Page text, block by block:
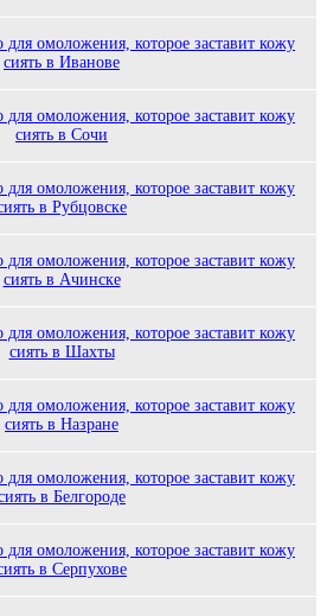
для омоложения, которое заставит кожу
сиять в Иванове
для омоложения, которое заставит кожу
сиять в Сочи
для омоложения, которое заставит кожу
в Рубцовске
для омоложения, которое заставит кожу
сиять в Ачинске
для омоложения, которое заставит кожу
сиять в Шахты
для омоложения, которое заставит кожу
сиять в Назране
для омоложения, которое заставит кожу
в Белгороде
для омоложения, которое заставит кожу
в Серпухове